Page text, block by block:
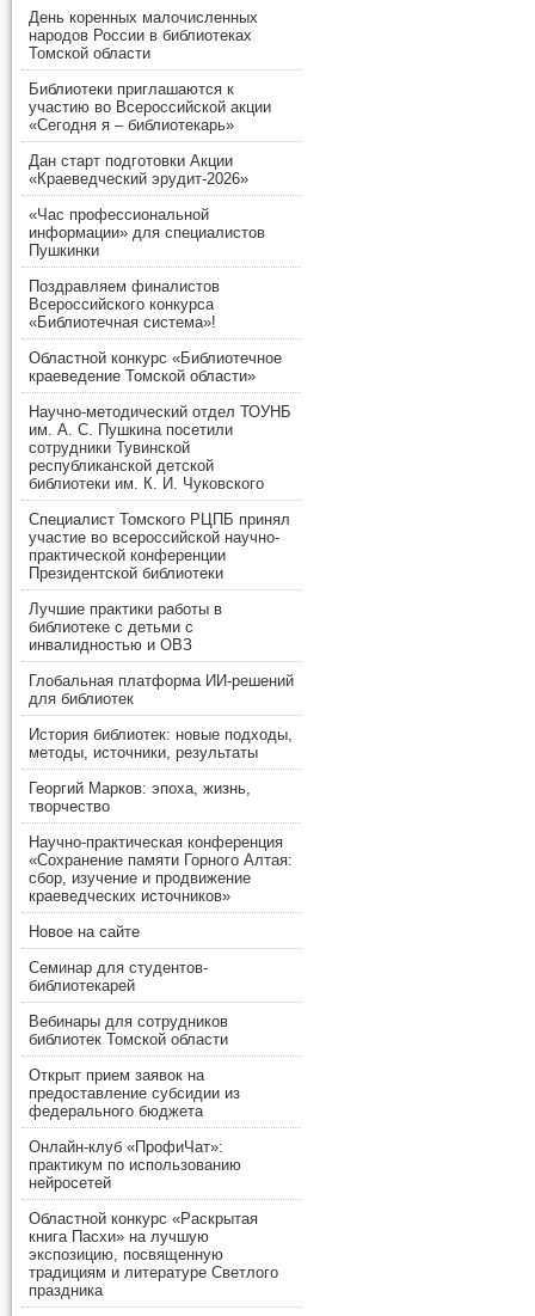
День коренных малочисленных
народов России в библиотеках
Томской области
Библиотеки приглашаются к
участию во Всероссийской акции
«Сегодня я – библиотекарь»
Дан старт подготовки Акции
«Краеведческий эрудит-2026»
«Час профессиональной
информации» для специалистов
Пушкинки
Поздравляем финалистов
Всероссийского конкурса
«Библиотечная система»!
Областной конкурс «Библиотечное
краеведение Томской области»
Научно-методический отдел ТОУНБ
им. А. С. Пушкина посетили
сотрудники Тувинской
республиканской детской
библиотеки им. К. И. Чуковского
Специалист Томского РЦПБ принял
участие во всероссийской научно-
практической конференции
Президентской библиотеки
Лучшие практики работы в
библиотеке с детьми с
инвалидностью и ОВЗ
Глобальная платформа ИИ-решений
для библиотек
История библиотек: новые подходы,
методы, источники, результаты
Георгий Марков: эпоха, жизнь,
творчество
Научно-практическая конференция
«Сохранение памяти Горного Алтая:
сбор, изучение и продвижение
краеведческих источников»
Новое на сайте
Семинар для студентов-
библиотекарей
Вебинары для сотрудников
библиотек Томской области
Открыт прием заявок на
предоставление субсидии из
федерального бюджета
Онлайн-клуб «ПрофиЧат»:
практикум по использованию
нейросетей
Областной конкурс «Раскрытая
книга Пасхи» на лучшую
экспозицию, посвященную
традициям и литературе Светлого
праздника